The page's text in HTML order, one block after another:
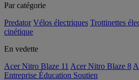
Par catégorie
Predator Vélos électriques Trottinettes
cinétique
En vedette
Acer Nitro Blaze 11 Acer Nitro Blaze 8
Entreprise Éducation Soutien